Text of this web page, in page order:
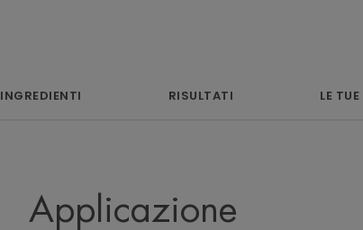
misura e l’efficacia
INGREDIENTI RISULTATI LE
Applicazione